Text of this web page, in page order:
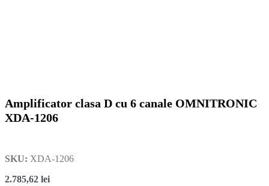
Amplificator clasa D cu 6 canale OMNITRONIC
XDA-1206
SKU: XDA-1206
2.785,62 lei